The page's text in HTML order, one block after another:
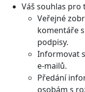
Váš souhlas pro
Veřejné
komentáře
podpisy.
Informovat
e-mailů.
Předání
osobám s